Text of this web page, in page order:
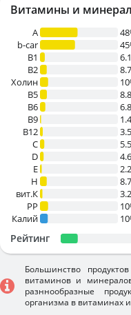
Витамины и
A
b-car
В1
B2
Холин
B5
B6
B9
B12
C
D
E
H
вит.К
PP
Калий
Рейтинг
Большинство
витаминов и
разннообразные
организма в витаминах